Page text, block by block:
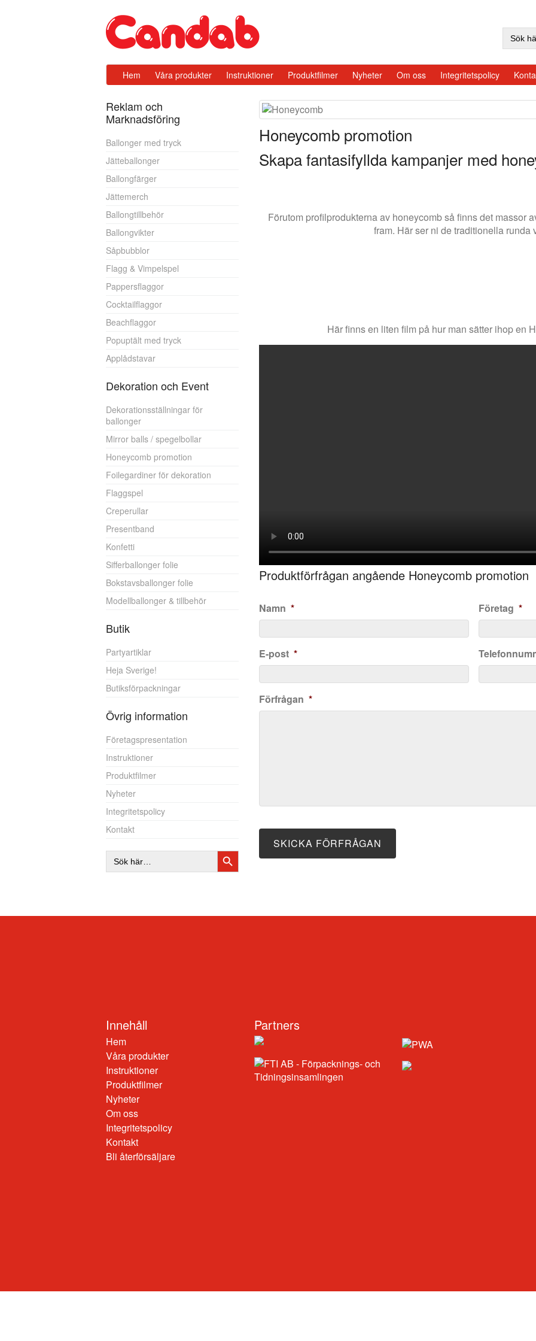
Sök
efter:
Hem Våra produkter Instruktioner Produktfilmer Nyheter Om oss Integritetspolicy
Honeycomb promotion
Skapa fantasifyllda kampanjer med
Förutom profilprodukterna av honeycomb så finns det massor
fram. Här ser ni de traditionella runda
Här finns en liten film på hur man sätter ihop en
Produktförfrågan angående Honeycomb promotion
Namn * Företag *
E-post *
Förfrågan *
SKICKA FÖRFRÅGAN
Reklam och
Marknadsföring
Ballonger med tryck
Jätteballonger
Ballongfärger
Jättemerch
Ballongtillbehör
Ballongvikter
Såpbubblor
Flagg & Vimpelspel
Pappersflaggor
Cocktailflaggor
Beachflaggor
Popuptält med tryck
Applådstavar
Dekoration och Event
Dekorationsställningar för
ballonger
Mirror balls / spegelbollar
Honeycomb promotion
Foilegardiner för dekoration
Flaggspel
Creperullar
Presentband
Konfetti
Sifferballonger folie
Bokstavsballonger folie
Modellballonger & tillbehör
Butik
Partyartiklar
Heja Sverige!
Butiksförpackningar
Övrig information
Företagspresentation
Instruktioner
Produktfilmer
Nyheter
Integritetspolicy
Kontakt
Sök
efter:
SÖKKNAPP
Innehåll
Hem
Våra produkter
Instruktioner
Produktfilmer
Nyheter
Om oss
Integritetspolicy
Kontakt
Bli återförsäljare
Partners